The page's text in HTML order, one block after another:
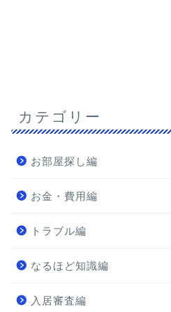
カテゴリー
お部屋探し編
お金・費用編
トラブル編
なるほど知識編
入居審査編